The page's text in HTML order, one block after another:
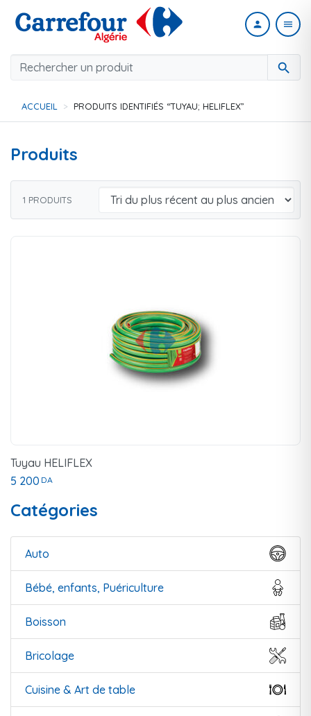
search
person menu
ACCUEIL PRODUITS IDENTIFIÉS “TUYAU; HELIFLEX”
Catégories
Auto
Bébé, enfants, Puériculture
Boisson
Bricolage
Cuisine & Art de table
Produits
1 PRODUITS
Tuyau HELIFLEX
5 200 DA